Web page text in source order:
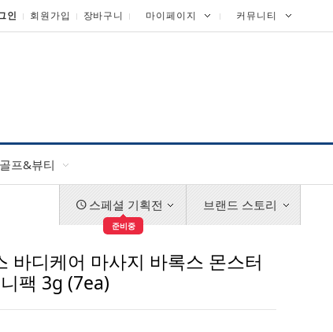
인 회원가입 장바구니 마이페이지 커뮤니티
골프&뷰티
스페셜 기획전
준비중
브랜드 스토리
바디케어 마사지 바록스 몬스터
팩 3g (7ea)